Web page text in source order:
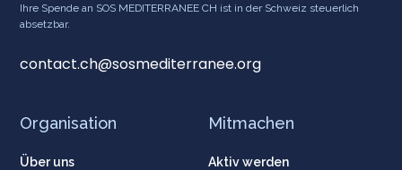
Organisation
Über uns
Mitmachen
Aktiv werden
Ihre Spende an SOS MEDITERRANEE CH ist in der Schweiz steuerlich
absetzbar.
contact.ch@sosmediterranee.org